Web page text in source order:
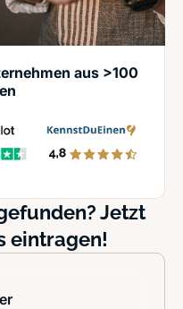
aus >100
Jetzt
eintragen!